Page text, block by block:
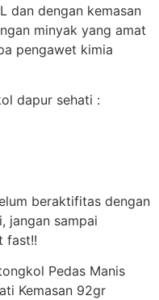
dan dengan kemasan
minyak yang amat
pengawet kimia
dapur sehati :
beraktifitas dengan
jangan sampai
fast!!
Pedas Manis
Kemasan 92gr